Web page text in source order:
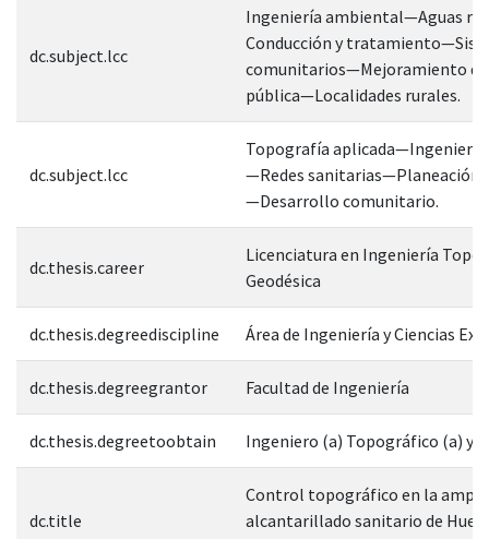
dc.subject.lcc
Ingeniería ambiental—Aguas
Conducción y
comunitarios—Mejoramiento de
pública—Localidades rurales.
dc.subject.lcc
Topografía aplicada—Ingeniería
—Redes
—Desarrollo comunitario.
dc.thesis.career
Licenciatura en Ingeniería
Geodésica
dc.thesis.degreediscipline Área de Ingeniería y Ciencias
dc.thesis.degreegrantor Facultad de Ingeniería
dc.thesis.degreetoobtain Ingeniero (a) Topográfico (a) y
dc.title
Control topográfico en la
alcantarillado sanitario de